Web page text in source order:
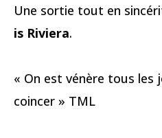
Une sortie tout en
is Riviera.
« On est vénère tous les
coincer » TML